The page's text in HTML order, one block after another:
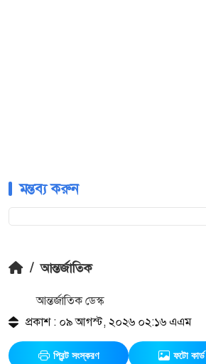
মন্তব্য করুন
/ আন্তর্জাতিক
আন্তর্জাতিক ডেস্ক
প্রকাশ : ০৯ আগস্ট, ২০২৬ ০২:১৬ এএম
প্রিন্ট সংস্করণ ফটো কার্ড